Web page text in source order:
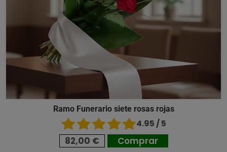
Ramo Funerario siete rosas rojas
4.95 / 5
82,00 € Comprar